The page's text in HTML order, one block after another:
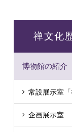
禅文化
博物館の紹介
常設展示室「
企画展示室